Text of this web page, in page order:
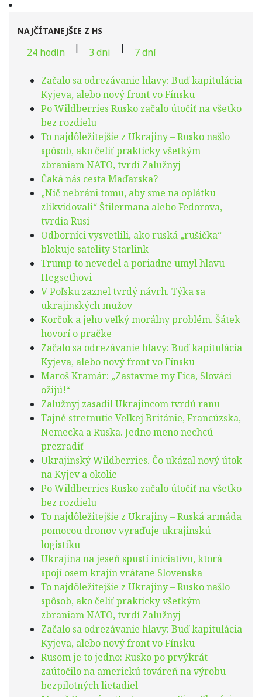
NAJČÍTANEJŠIE Z HS
24 hodín | 3 dni | 7 dní
Začalo sa odrezávanie hlavy: Buď kapitulácia
Kyjeva, alebo nový front vo Fínsku
Po Wildberries Rusko začalo útočiť na všetko
bez rozdielu
To najdôležitejšie z Ukrajiny – Rusko našlo
spôsob, ako čeliť prakticky všetkým
zbraniam NATO, tvrdí Zalužnyj
Čaká nás cesta Maďarska?
„Nič nebráni tomu, aby sme na oplátku
zlikvidovali“ Štilermana alebo Fedorova,
tvrdia Rusi
Odborníci vysvetlili, ako ruská „rušička“
blokuje satelity Starlink
Trump to nevedel a poriadne umyl hlavu
Hegsethovi
V Poľsku zaznel tvrdý návrh. Týka sa
ukrajinských mužov
Korčok a jeho veľký morálny problém. Šátek
hovorí o pračke
Začalo sa odrezávanie hlavy: Buď kapitulácia
Kyjeva, alebo nový front vo Fínsku
Maroš Kramár: „Zastavme my Fica, Slováci
ožijú!“
Zalužnyj zasadil Ukrajincom tvrdú ranu
Tajné stretnutie Veľkej Británie, Francúzska,
Nemecka a Ruska. Jedno meno nechcú
prezradiť
Ukrajinský Wildberries. Čo ukázal nový útok
na Kyjev a okolie
Po Wildberries Rusko začalo útočiť na všetko
bez rozdielu
To najdôležitejšie z Ukrajiny – Ruská armáda
pomocou dronov vyraďuje ukrajinskú
logistiku
Ukrajina na jeseň spustí iniciatívu, ktorá
spojí osem krajín vrátane Slovenska
To najdôležitejšie z Ukrajiny – Rusko našlo
spôsob, ako čeliť prakticky všetkým
zbraniam NATO, tvrdí Zalužnyj
Začalo sa odrezávanie hlavy: Buď kapitulácia
Kyjeva, alebo nový front vo Fínsku
Rusom je to jedno: Rusko po prvýkrát
zaútočilo na americkú továreň na výrobu
bezpilotných lietadiel